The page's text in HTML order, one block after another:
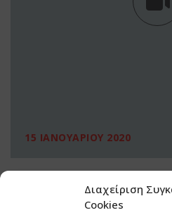
Διαχείριση
Cookies
15 ΙΑΝΟΥΑΡΙΟΥ 2020